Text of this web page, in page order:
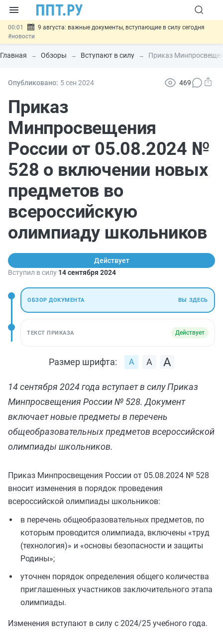
00:01
9 августа: важные документы, вступающие в силу сегодня
#новости
07.08 Подписан закон о блокировке продажи опасных товаров через
«Честный знак»#новости
07.08 Госпошлину за устранение ошибок в документах предлагают
07.08
отношений
#новости
Главная Обзоры Вступают в силу Приказ
Опубликовано: 5 сен 2024 469
Приказ
Минпросвещения
России от 05.08.2024 №
528 о включении новых
предметов во
всероссийскую
олимпиаду школьников
Действует
Вступил в силу 14 сентября 2024
ОБЗОР ДОКУМЕНТА ВЫ ЗДЕСЬ
ТЕКСТ ПРИКАЗА Действует
Размер шрифта:
14 сентября 2024 года вступает в силу Приказ
Минпросвещения России № 528. Документ
включает новые предметы в перечень
общеобразовательных предметов всероссийской
олимпиады школьников.
Приказ Минпросвещения России от 05.08.2024 № 528
вносит изменения в порядок проведения
всероссийской олимпиады школьников:
в перечень общеобразовательных предметов, по
которым проводится олимпиада, включены «труд
(технология)» и «основы безопасности и защиты
Родины»;
уточнен порядок определения общего количества
приглашенных участников заключительного этапа
олимпиады.
Изменения вступают в силу с 2024/25 учебного года.